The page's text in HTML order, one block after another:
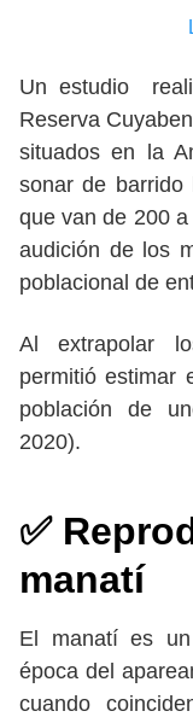
Un estudio
Reserva
situados en la
sonar de barrido
que van de 200
audición de los
poblacional de
Al extrapolar
permitió estimar
población de
2020).
✅
manatí
El manatí es
época del
cuando